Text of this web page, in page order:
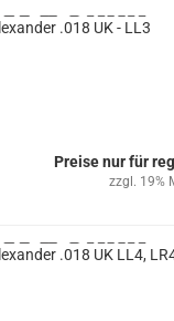
.018 UK - LL3
Preise nur für
zzgl. 19%
.018 UK LL4,